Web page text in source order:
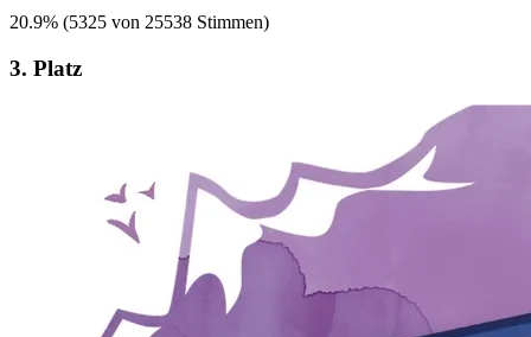
20.9% (5325 von 25538 Stimmen)
3. Platz